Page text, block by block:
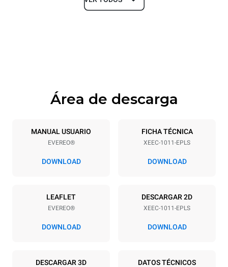
Tamaños
Especificaciones de la bandeja
10 GN 1/1
Distancia entre bandejas
220-240V 1N~ 2,9 kW
Área de descarga
MANUAL USUARIO
EVEREO®
DOWNLOAD
FICHA TÉCNICA
XEEC-1011-EPLS
DOWNLOAD
LEAFLET
EVEREO®
DOWNLOAD
DESCARGAR 2D
XEEC-1011-EPLS
DOWNLOAD
DESCARGAR 3D DATOS TÉCNICOS